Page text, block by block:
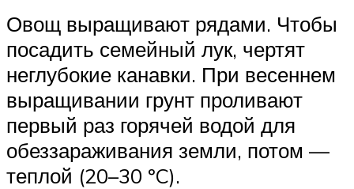
Овощ выращивают рядами. Чтобы
посадить семейный лук, чертят
неглубокие канавки. При весеннем
выращивании грунт проливают
первый раз горячей водой для
обеззараживания земли, потом —
теплой (20–30 ºC).